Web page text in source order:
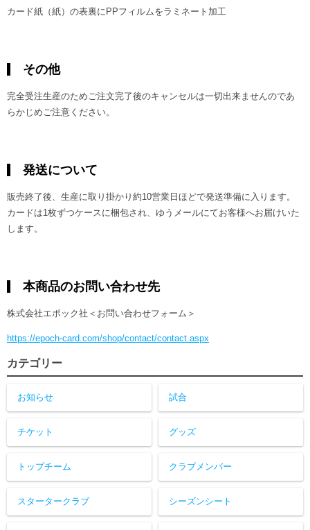
カード紙（紙）の表裏にPPフィルムをラミネート加工
その他
完全受注生産のためご注文完了後のキャンセルは一切出来ませんのであ
らかじめご注意ください。
発送について
販売終了後、生産に取り掛かり約10営業日ほどで発送準備に入ります。
カードは1枚ずつケースに梱包され、ゆうメールにてお客様へお届けいた
します。
本商品のお問い合わせ先
株式会社エポック社＜お問い合わせフォーム＞
https://epoch-card.com/shop/contact/contact.aspx
カテゴリー
お知らせ 試合
チケット グッズ
トップチーム クラブメンバー
スタータークラブ シーズンシート